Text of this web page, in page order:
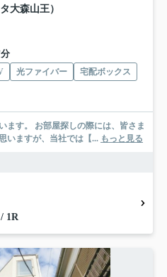
大森山王）
光ファイバー
宅配ボックス
は、皆さま
いますが、当社では【... もっと見る
1R